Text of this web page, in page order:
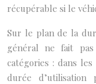
récupérable si le
Sur le plan de la
général ne fait
catégories : dans
durée d’utilisation